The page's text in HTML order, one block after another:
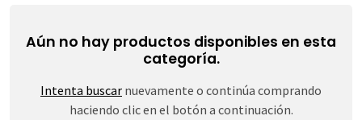
Aún no hay productos disponibles en esta
categoría.
Intenta buscar nuevamente o continúa comprando
haciendo clic en el botón a continuación.